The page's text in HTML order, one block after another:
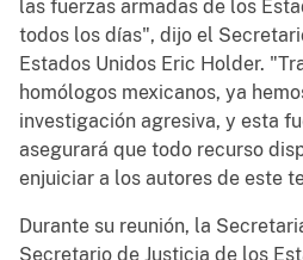
las fuerzas armadas de los
todos los días", dijo el
Estados Unidos Eric Holder.
homólogos mexicanos, ya
investigación agresiva, y esta
asegurará que todo recurso
enjuiciar a los autores de este
Durante su reunión, la
Secretario de Justicia de los